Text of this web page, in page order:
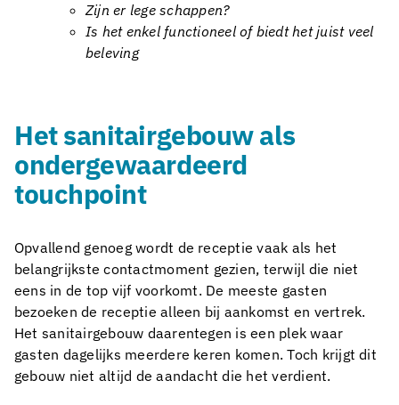
Zijn er lege schappen?
Is het enkel functioneel of biedt het juist veel
beleving
Het sanitairgebouw als
ondergewaardeerd
touchpoint
Opvallend genoeg wordt de receptie vaak als het
belangrijkste contactmoment gezien, terwijl die niet
eens in de top vijf voorkomt. De meeste gasten
bezoeken de receptie alleen bij aankomst en vertrek.
Het sanitairgebouw daarentegen is een plek waar
gasten dagelijks meerdere keren komen. Toch krijgt dit
gebouw niet altijd de aandacht die het verdient.